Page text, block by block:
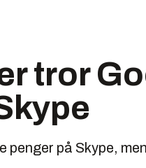
tror
penger på Skype,